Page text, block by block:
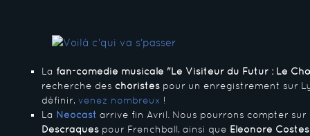
La fan-comédie musicale "Le Visiteur du Futur : Le
recherche des choristes pour un enregistrement sur
définir, venez nombreux !
La Néocast arrive fin Avril. Nous pourrons compter
Descraques pour Frenchball, ainsi que Éléonore Costes